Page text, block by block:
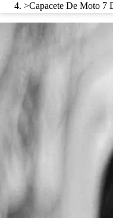
>Capacete De Moto